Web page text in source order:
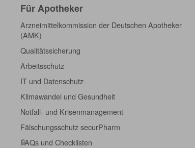
Für Apotheker
Arzneimittelkommission der Deutschen Apotheker
(AMK)
Qualitätssicherung
Arbeitsschutz
IT und Datenschutz
Klimawandel und Gesundheit
Notfall- und Krisenmanagement
Fälschungsschutz securPharm
FAQs und Checklisten